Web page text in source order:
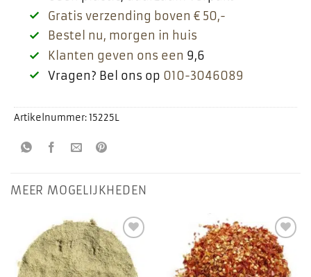
Gratis verzending boven € 50,-
Bestel nu, morgen in huis
Klanten geven ons een 9,6
Vragen? Bel ons op 010-3046089
Artikelnummer:15225L
MEER MOGELIJKHEDEN
Toevoegen
aan
favorieten
Toevoegen
aan
favorieten